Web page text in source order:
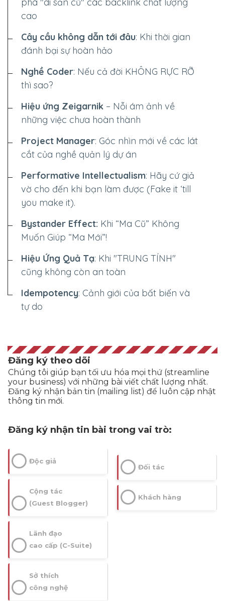
cao
Cây cầu không dẫn tới đâu: Khi thời gian
đánh bại sự hoàn hảo
Nghề Coder: Nếu cả đời KHÔNG RỰC RỠ
thì sao?
Hiệu ứng Zeigarnik – Nỗi ám ảnh về
những việc chưa hoàn thành
Project Manager: Góc nhìn mới về các lát
cắt của nghề quản lý dự án
Performative Intellectualism: Hãy cứ giả
vờ cho đến khi bạn làm được (Fake it ‘till
you make it).
Bystander Effect: Khi “Ma Cũ” Không
Muốn Giúp “Ma Mới”!
Hiệu Ứng Quả Tạ: Khi "TRUNG TÍNH"
cũng không còn an toàn
Idempotency: Cảnh giới của bất biến và
tự do
Đăng ký theo dõi
Chúng tôi giúp bạn tối ưu hóa mọi thứ (streamline
your business) với những bài viết chất lượng nhất.
Đăng ký nhận bản tin (mailing list) để luôn cập nhật
thông tin mới.
Đăng ký nhận tin bài trong vai trò:
Độc giả
Cộng tác
(Guest Blogger)
Lãnh đạo
cao cấp (C-Suite)
Sở thích
công nghệ
Đối tác
Khách hàng